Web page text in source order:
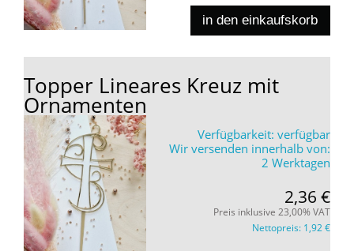
in den einkaufskorb
Topper Lineares Kreuz mit
Ornamenten
Verfügbarkeit: verfügbar
Wir versenden innerhalb von:
2 Werktagen
2,36 €
Preis inklusive 23,00% VAT
Nettopreis: 1,92 €